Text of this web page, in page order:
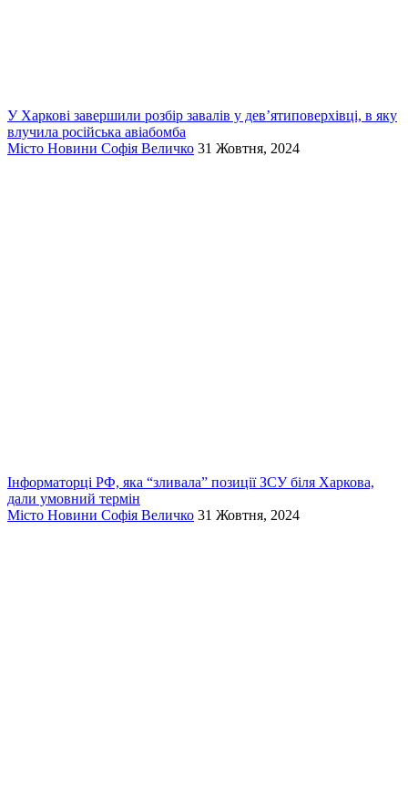
У Харкові завершили розбір завалів у дев’ятиповерхівці, в яку
влучила російська авіабомба
Місто Новини Софія Величко 31 Жовтня, 2024
Інформаторці РФ, яка “зливала” позиції ЗСУ біля Харкова,
дали умовний термін
Місто Новини Софія Величко 31 Жовтня, 2024